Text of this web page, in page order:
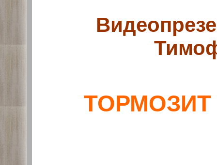
ТОРМОЗИТ